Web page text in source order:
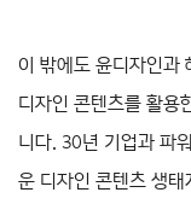
이 밖에도 윤디자인과
디자인 콘텐츠를 활용
니다. 30년 기업과 파
운 디자인 콘텐츠 생